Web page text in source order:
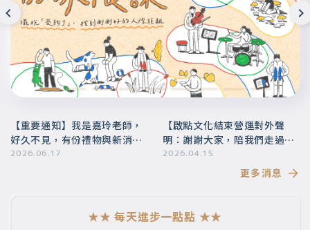
【重要通知】我是嘉玲老師，
好久不見，有份禮物與新消息
要帶給你
2026.06.17
【啟點文化結束營運對外聲
明：謝謝大家，陪我們走過這
段美好的旅程】
2026.04.15
更多消息
★★ 每天進步一點點 ★★